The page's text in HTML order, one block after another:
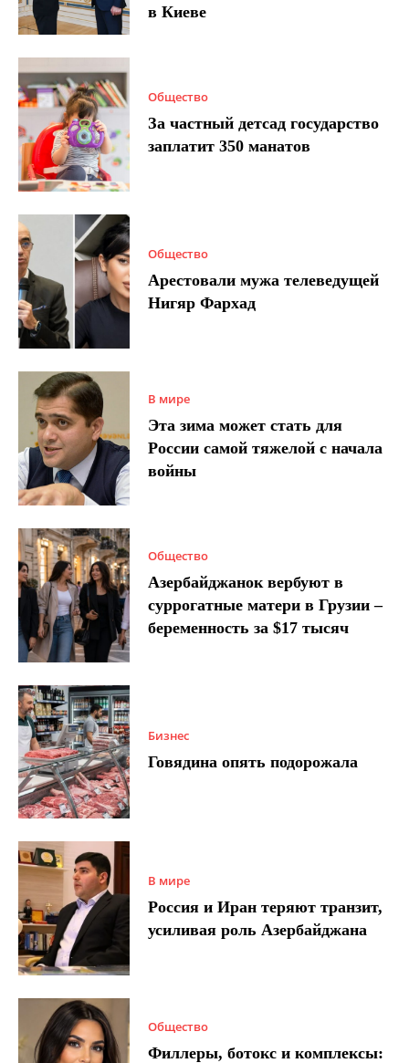
в Киеве
Общество
За частный детсад государство
заплатит 350 манатов
Общество
Арестовали мужа телеведущей
Нигяр Фархад
В мире
Эта зима может стать для
России самой тяжелой с начала
войны
Общество
Азербайджанок вербуют в
суррогатные матери в Грузии –
беременность за $17 тысяч
Бизнес
Говядина опять подорожала
В мире
Россия и Иран теряют транзит,
усиливая роль Азербайджана
Общество
Филлеры, ботокс и комплексы: